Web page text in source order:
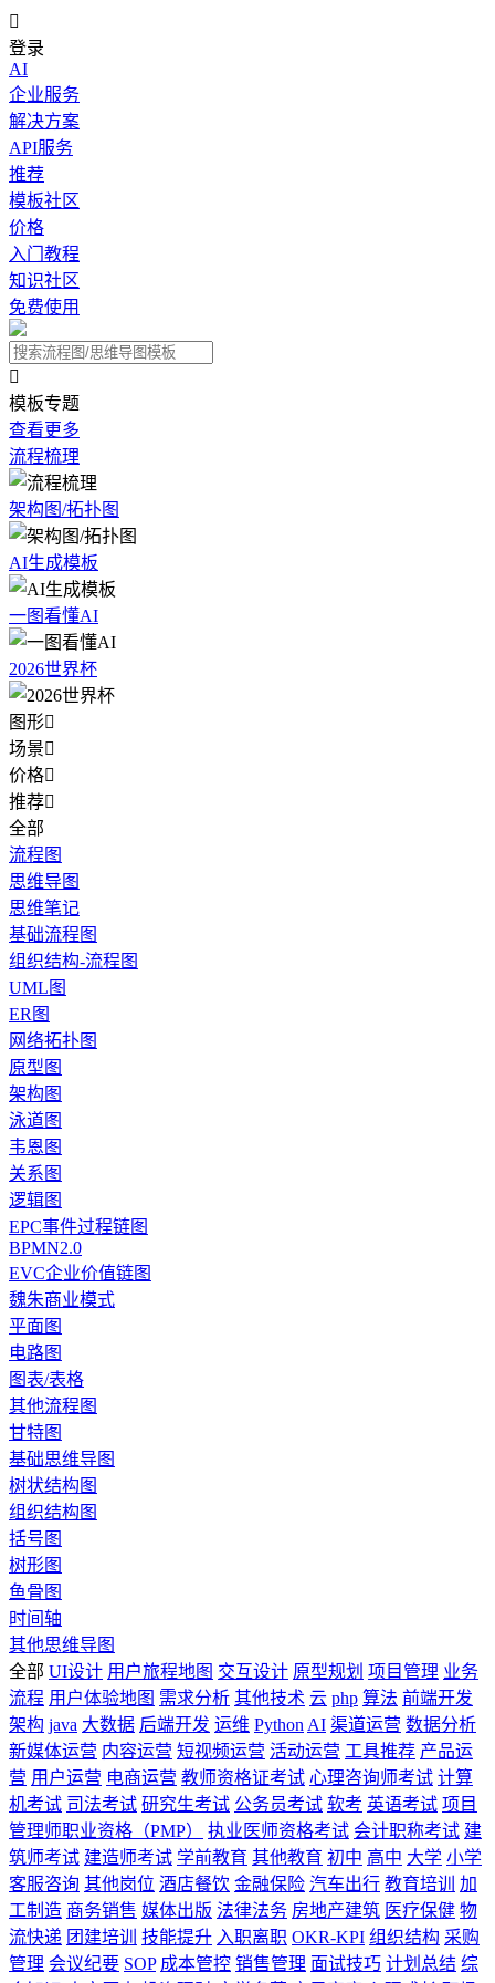

登录
AI
企业服务
解决方案
API服务
推荐
模板社区
价格
入门教程
知识社区
免费使用

模板专题
查看更多
流程梳理
架构图/拓扑图
AI生成模板
一图看懂AI
2026世界杯
图形
场景
价格
推荐
全部
流程图
思维导图
思维笔记
基础流程图
组织结构-流程图
UML图
ER图
网络拓扑图
原型图
架构图
泳道图
韦恩图
关系图
逻辑图
EPC事件过程链图
BPMN2.0
EVC企业价值链图
魏朱商业模式
平面图
电路图
图表/表格
其他流程图
甘特图
基础思维导图
树状结构图
组织结构图
括号图
树形图
鱼骨图
时间轴
其他思维导图
全部 UI设计 用户旅程地图 交互设计 原型规划 项目管理 业务
流程 用户体验地图 需求分析 其他技术 云 php 算法 前端开发
架构 java 大数据 后端开发 运维 Python AI 渠道运营 数据分析
新媒体运营 内容运营 短视频运营 活动运营 工具推荐 产品运
营 用户运营 电商运营 教师资格证考试 心理咨询师考试 计算
机考试 司法考试 研究生考试 公务员考试 软考 英语考试 项目
管理师职业资格（PMP）
执业医师资格考试 会计职称考试 建
筑师考试 建造师考试 学前教育 其他教育 初中 高中 大学 小学
客服咨询 其他岗位 酒店餐饮 金融保险 汽车出行 教育培训
加
工制造 商务销售 媒体出版 法律法务 房地产建筑 医疗保健 物
流快递 团建培训 技能提升 入职离职 OKR-KPI 组织结构 采购
管理 会议纪要 SOP 成本管控 销售管理 面试技巧 计划总结 综